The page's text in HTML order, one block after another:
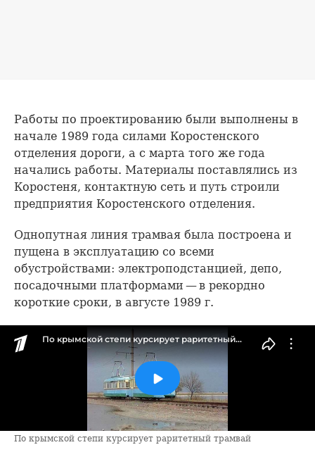
Работы по проектированию были выполнены в
начале 1989 года силами Коростенского
отделения дороги, а с марта того же года
начались работы. Материалы поставлялись из
Коростеня, контактную сеть и путь строили
предприятия Коростенского отделения.
Однопутная линия трамвая была построена и
пущена в эксплуатацию со всеми
обустройствами: электроподстанцией, депо,
посадочными платформами — в рекордно
короткие сроки, в августе 1989 г.
По крымской степи курсирует раритетный трамвай